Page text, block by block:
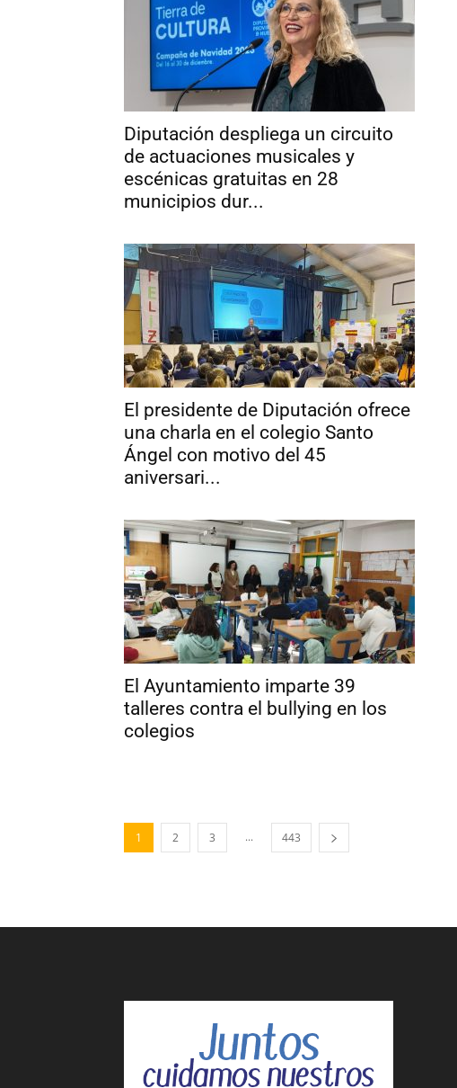
Diputación despliega un circuito
de actuaciones musicales y
escénicas gratuitas en 28
municipios dur...
El presidente de Diputación ofrece
una charla en el colegio Santo
Ángel con motivo del 45
aniversari...
El Ayuntamiento imparte 39
talleres contra el bullying en los
colegios
1 2 3 ... 443